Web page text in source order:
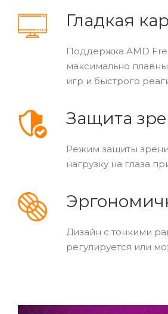
Гладкая
Поддержка AMD
максимально
игр и быстрого
Защита
Режим защиты
нагрузку на глаза
Дизайн с тонкими
регулируется или